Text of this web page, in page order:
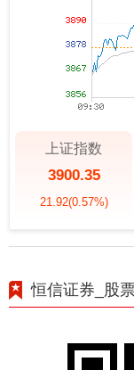
上证指数
3900.35
21.92(0.57%)
恒信证券_股